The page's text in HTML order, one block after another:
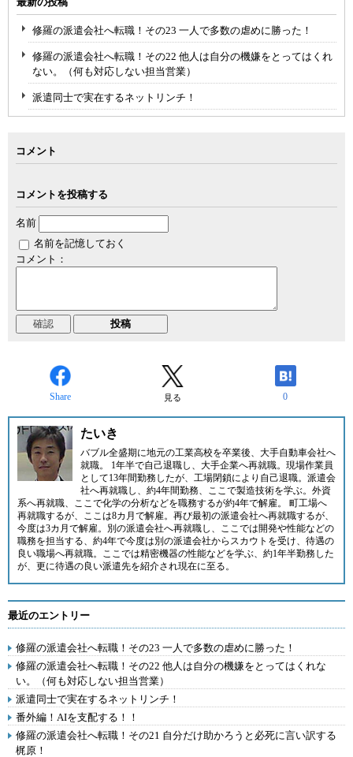
修羅の派遣会社へ転職！その23 一人で多数の虐めに勝った！
修羅の派遣会社へ転職！その22 他人は自分の機嫌をとってはくれ
ない。（何も対応しない担当営業）
派遣同士で実在するネットリンチ！
コメント
コメントを投稿する
名前
名前を記憶しておく
コメント：
Share 見る 0
たいき
バブル全盛期に地元の工業高校を卒業後、大手自動車会社へ
就職。 1年半で自己退職し、大手企業へ再就職。現場作業員
として13年間勤務したが、工場閉鎖により自己退職。派遣会
社へ再就職し、約4年間勤務、ここで製造技術を学ぶ。外資
系へ再就職、ここで化学の分析などを職務するが約4年で解雇。 町工場へ
再就職するが、ここは8カ月で解雇。再び最初の派遣会社へ再就職するが、
今度は3カ月で解雇。別の派遣会社へ再就職し、ここでは開発や性能などの
職務を担当する、約4年で今度は別の派遣会社からスカウトを受け、待遇の
良い職場へ再就職。ここでは精密機器の性能などを学ぶ、約1年半勤務した
が、更に待遇の良い派遣先を紹介され現在に至る。
最近のエントリー
修羅の派遣会社へ転職！その23 一人で多数の虐めに勝った！
修羅の派遣会社へ転職！その22 他人は自分の機嫌をとってはくれな
い。（何も対応しない担当営業）
派遣同士で実在するネットリンチ！
番外編！AIを支配する！！
修羅の派遣会社へ転職！その21 自分だけ助かろうと必死に言い訳する
梶原！